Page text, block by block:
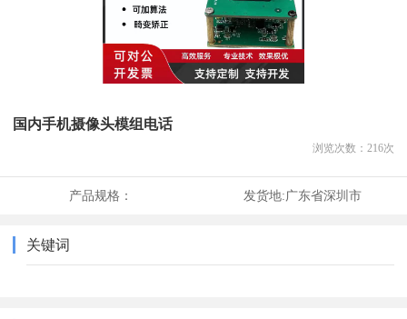
国内手机摄像头模组电话
浏览次数： 216次
产品规格： 发货地:广东省深圳市
关键词